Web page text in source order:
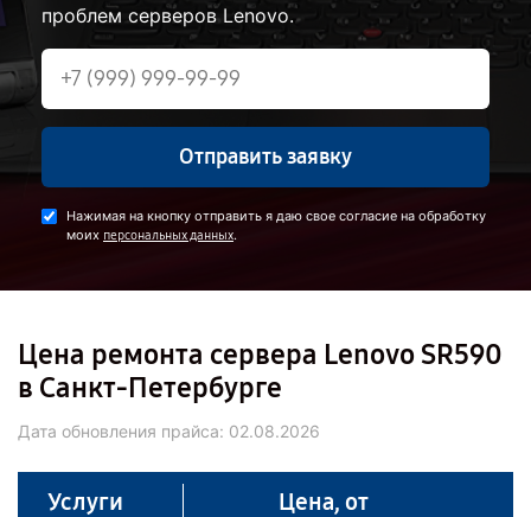
проблем серверов Lenovo.
Отправить заявку
Нажимая на кнопку отправить я даю свое согласие на обработку
моих персональных данных.
Цена ремонта сервера Lenovo SR590
в Санкт-Петербурге
Дата обновления прайса: 02.08.2026
Услуги Цена, от